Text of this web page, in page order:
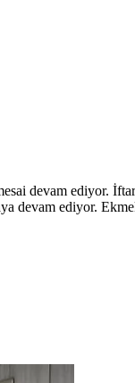
devam ediyor.
devam ediyor.